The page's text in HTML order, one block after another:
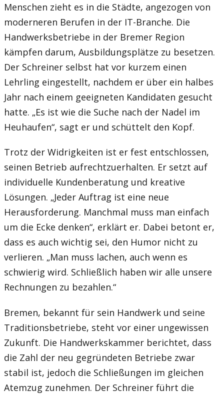
Menschen zieht es in die Städte, angezogen von
moderneren Berufen in der IT-Branche. Die
Handwerksbetriebe in der Bremer Region
kämpfen darum, Ausbildungsplätze zu besetzen.
Der Schreiner selbst hat vor kurzem einen
Lehrling eingestellt, nachdem er über ein halbes
Jahr nach einem geeigneten Kandidaten gesucht
hatte. „Es ist wie die Suche nach der Nadel im
Heuhaufen“, sagt er und schüttelt den Kopf.
Trotz der Widrigkeiten ist er fest entschlossen,
seinen Betrieb aufrechtzuerhalten. Er setzt auf
individuelle Kundenberatung und kreative
Lösungen. „Jeder Auftrag ist eine neue
Herausforderung. Manchmal muss man einfach
um die Ecke denken“, erklärt er. Dabei betont er,
dass es auch wichtig sei, den Humor nicht zu
verlieren. „Man muss lachen, auch wenn es
schwierig wird. Schließlich haben wir alle unsere
Rechnungen zu bezahlen.“
Bremen, bekannt für sein Handwerk und seine
Traditionsbetriebe, steht vor einer ungewissen
Zukunft. Die Handwerkskammer berichtet, dass
die Zahl der neu gegründeten Betriebe zwar
stabil ist, jedoch die Schließungen im gleichen
Atemzug zunehmen. Der Schreiner führt die